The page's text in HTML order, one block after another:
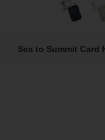
Sea to Summit Card